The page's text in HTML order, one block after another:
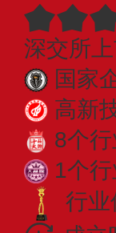
深交所
国家
高新
8个
1个
行业